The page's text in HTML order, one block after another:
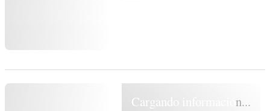
Cargando información...